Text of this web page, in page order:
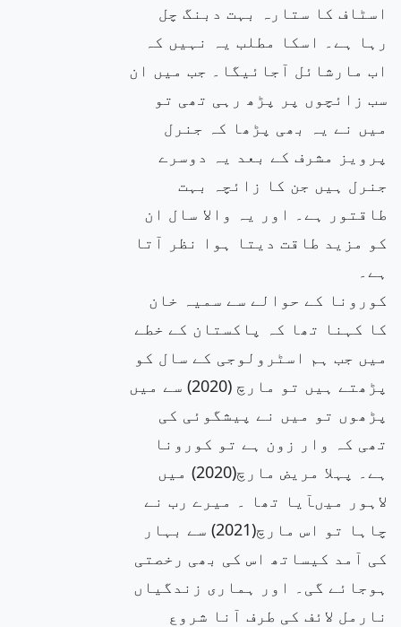
اسٹاف کا ستارہ بہت دبنگ چل
رہا ہے۔ اسکا مطلب یہ نہیں کہ
اب مارشائل آجائیگا۔ جب میں ان
سب زائچوں پر پڑھ رہی تھی تو
میں نے یہ بھی پڑھا کہ جنرل
پرویز مشرف کے بعد یہ دوسرے
جنرل ہیں جن کا زائچہ بہت
طاقتور ہے۔ اور یہ والا سال ان
کو مزید طاقت دیتا ہوا نظر آتا
ہے۔
کورونا کے حوالے سے سمیہ خان
کا کہنا تھا کہ پاکستان کے خطے
میں جب ہم اسٹرولوجی کے سال کو
پڑھتے ہیں تو مارچ (2020) سے میں
پڑھوں تو میں نے پیشگوئی کی
تھی کہ وار زون ہے تو کورونا
ہے۔ پہلا مریض مارچ(2020) میں
لاہور میںآیا تھا ۔ میرے رب نے
چاہا تو اس مارچ(2021) سے بہار
کی آمد کیساتھ اس کی بھی رخصتی
ہوجائے گی۔ اور ہماری زندگیاں
نارمل لائف کی طرف آنا شروع